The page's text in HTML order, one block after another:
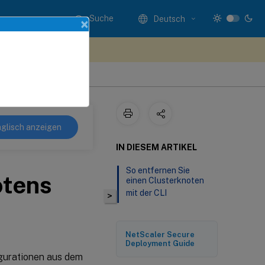
Suche Deutsch
anzeigen
aus dem
>
IN DIESEM ARTIKEL
So entfernen Sie
einen Clusterknoten
mit der CLI
NetScaler Secure
Deployment Guide
×